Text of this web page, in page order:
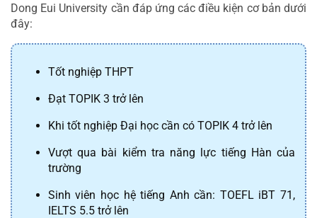
Dong Eui University cần đáp ứng các điều kiện cơ bản dưới
đây:
Tốt nghiệp THPT
Đạt TOPIK 3 trở lên
Khi tốt nghiệp Đại học cần có TOPIK 4 trở lên
Vượt qua bài kiểm tra năng lực tiếng Hàn của
trường
Sinh viên học hệ tiếng Anh cần: TOEFL iBT 71,
IELTS 5.5 trở lên